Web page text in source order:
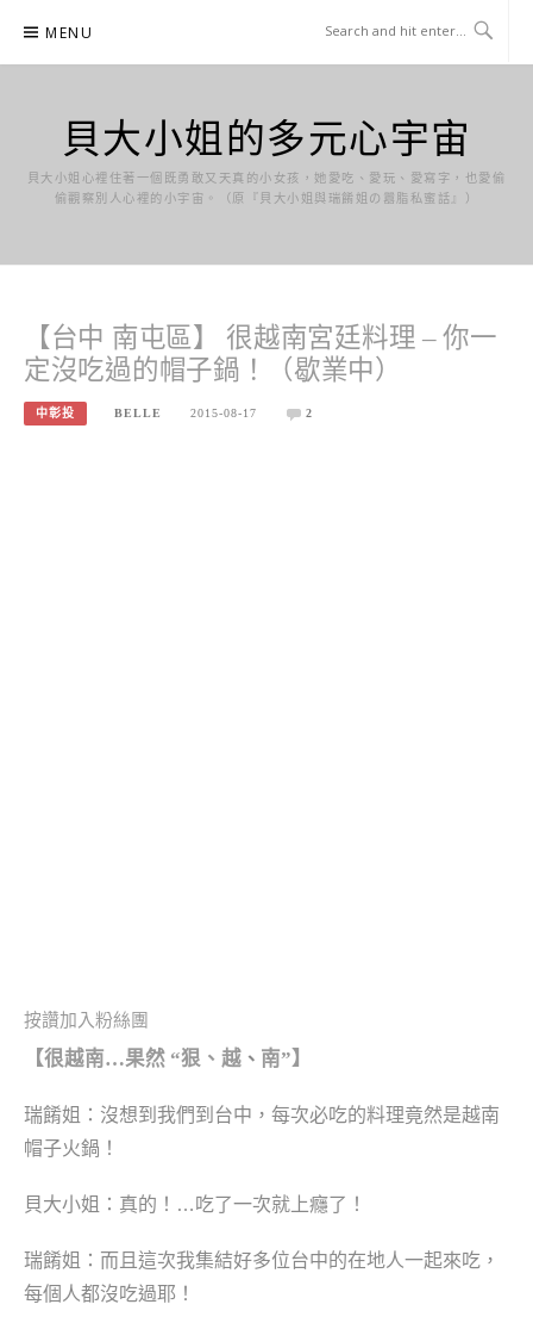
content
MENU
貝大小姐的多元心宇宙
貝大小姐心裡住著一個既勇敢又天真的小女孩，她愛吃、愛玩、愛寫字，也愛偷
偷觀察別人心裡的小宇宙。（原『貝大小姐與瑞餚姐の囂脂私蜜話』）
【台中 南屯區】 很越南宮廷料理 – 你一
定沒吃過的帽子鍋！（歇業中）
中彰投 BELLE 2015-08-17 2
按讚加入粉絲團
【很越南…果然 “狠、越 、 南”】
瑞餚姐：沒想到我們到台中， 每次必吃的料理竟然是越南
帽子火鍋！
貝大小姐： 真的！…吃了一次就上癮了！
瑞餚姐： 而且這次我集結好多位台中的在地人一起來吃，
每個人都沒吃過耶！